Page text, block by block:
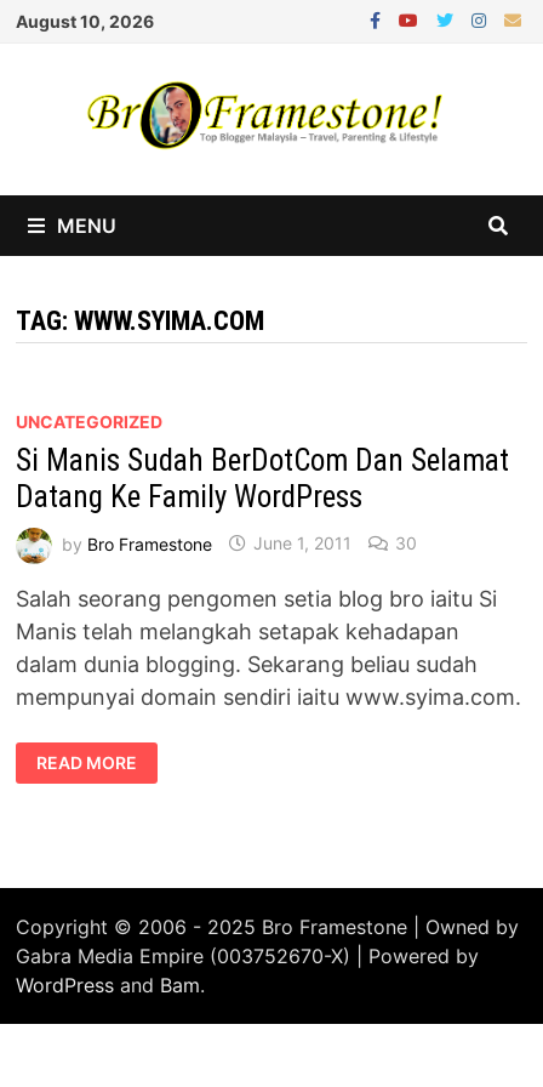
Skip
August 10, 2026
MENU
TAG:WWW.SYIMA.COM
UNCATEGORIZED
Si Manis Sudah BerDotCom Dan Selamat
Datang Ke Family WordPress
by Bro Framestone June 1, 2011 30
Salah seorang pengomen setia blog bro iaitu Si
Manis telah melangkah setapak kehadapan
dalam dunia blogging. Sekarang beliau sudah
mempunyai domain sendiri iaitu www.syima.com.
SI
MANIS
SUDAH
FAMILY
READ MORE
Copyright © 2006 - 2025 Bro Framestone | Owned by
Gabra Media Empire (003752670-X) | Powered by
WordPress and Bam.